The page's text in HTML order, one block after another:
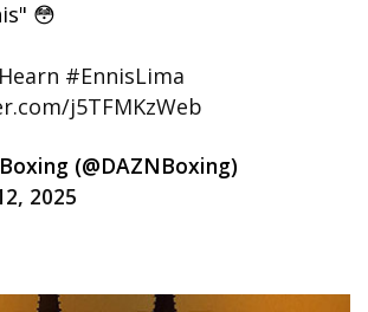
😳
#EnnisLima
j5TFMKzWeb
(@DAZNBoxing)
2025